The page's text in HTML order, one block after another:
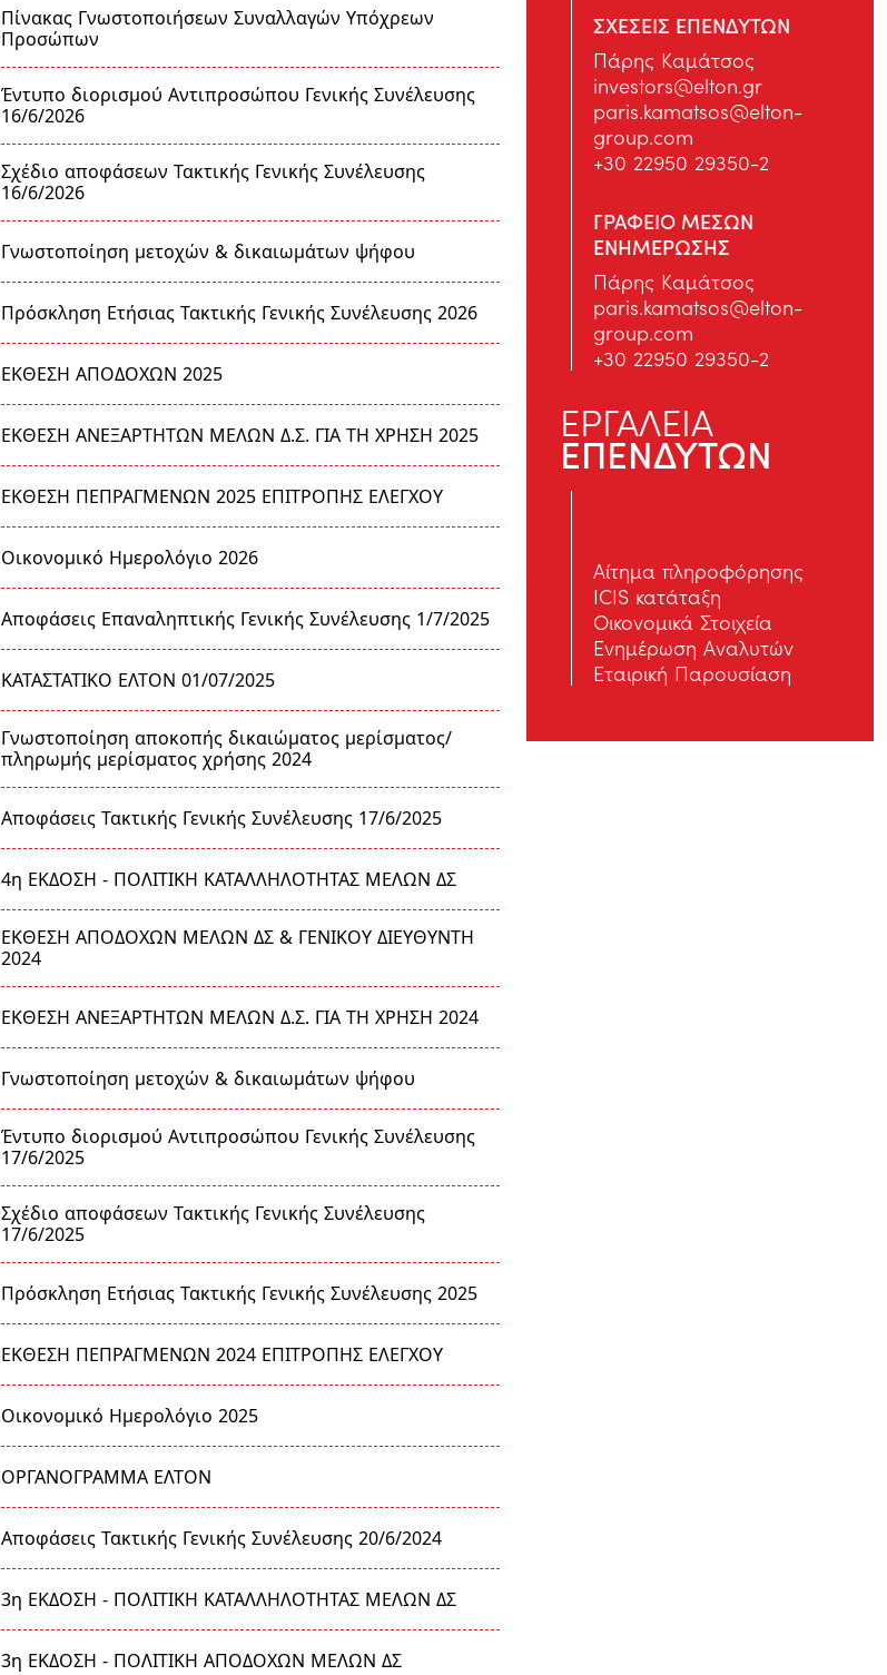
Πίνακας Γνωστοποιήσεων Συναλλαγών Υπόχρεων
Προσώπων
Έντυπο διορισμού Αντιπροσώπου Γενικής Συνέλευσης
16/6/2026
Σχέδιο αποφάσεων Τακτικής Γενικής Συνέλευσης
16/6/2026
Γνωστοποίηση μετοχών & δικαιωμάτων ψήφου
Πρόσκληση Ετήσιας Τακτικής Γενικής Συνέλευσης 2026
ΕΚΘΕΣΗ ΑΠΟΔΟΧΩΝ 2025
ΕΚΘΕΣΗ ΑΝΕΞΑΡΤΗΤΩΝ ΜΕΛΩΝ Δ.Σ. ΓΙΑ ΤΗ ΧΡΗΣΗ 2025
ΕΚΘΕΣΗ ΠΕΠΡΑΓΜΕΝΩΝ 2025 ΕΠΙΤΡΟΠΗΣ ΕΛΕΓΧΟΥ
Οικονομικό Ημερολόγιο 2026
Αποφάσεις Επαναληπτικής Γενικής Συνέλευσης 1/7/2025
ΚΑΤΑΣΤΑΤΙΚΟ ΕΛΤΟΝ 01/07/2025
Γνωστοποίηση αποκοπής δικαιώματος μερίσματος/
πληρωμής μερίσματος χρήσης 2024
Αποφάσεις Τακτικής Γενικής Συνέλευσης 17/6/2025
4η ΕΚΔΟΣΗ - ΠΟΛΙΤΙΚΗ ΚΑΤΑΛΛΗΛΟΤΗΤΑΣ ΜΕΛΩΝ ΔΣ
ΕΚΘΕΣΗ ΑΠΟΔΟΧΩΝ ΜΕΛΩΝ ΔΣ & ΓΕΝΙΚΟΥ ΔΙΕΥΘΥΝΤΗ
2024
ΕΚΘΕΣΗ ΑΝΕΞΑΡΤΗΤΩΝ ΜΕΛΩΝ Δ.Σ. ΓΙΑ ΤΗ ΧΡΗΣΗ 2024
Γνωστοποίηση μετοχών & δικαιωμάτων ψήφου
Έντυπο διορισμού Αντιπροσώπου Γενικής Συνέλευσης
17/6/2025
Σχέδιο αποφάσεων Τακτικής Γενικής Συνέλευσης
17/6/2025
Πρόσκληση Ετήσιας Τακτικής Γενικής Συνέλευσης 2025
ΕΚΘΕΣΗ ΠΕΠΡΑΓΜΕΝΩΝ 2024 ΕΠΙΤΡΟΠΗΣ ΕΛΕΓΧΟΥ
Οικονομικό Ημερολόγιο 2025
ΟΡΓΑΝΟΓΡΑΜΜΑ ΕΛΤΟΝ
Αποφάσεις Τακτικής Γενικής Συνέλευσης 20/6/2024
3η ΕΚΔΟΣΗ - ΠΟΛΙΤΙΚΗ ΚΑΤΑΛΛΗΛΟΤΗΤΑΣ ΜΕΛΩΝ ΔΣ
3η ΕΚΔΟΣΗ - ΠΟΛΙΤΙΚΗ ΑΠΟΔΟΧΩΝ ΜΕΛΩΝ ΔΣ
ΣΧΕΣΕΙΣ ΕΠΕΝΔΥΤΩΝ
Πάρης Καμάτσος
investors@elton.gr
paris.kamatsos@elton-
group.com
+30 22950 29350-2
ΓΡΑΦΕΙΟ ΜΕΣΩΝ
ΕΝΗΜΕΡΩΣΗΣ
Πάρης Καμάτσος
paris.kamatsos@elton-
group.com
+30 22950 29350-2
ΕΡΓΑΛΕΙΑ
ΕΠΕΝΔΥΤΩΝ
Αίτημα πληροφόρησης
ICIS κατάταξη
Οικονομικά Στοιχεία
Ενημέρωση Αναλυτών
Εταιρική Παρουσίαση